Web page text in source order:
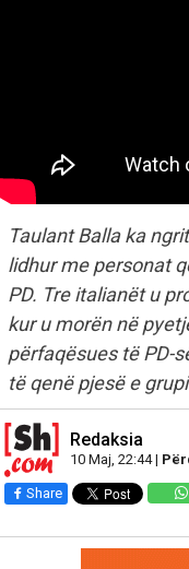
Taulant Balla ka
lidhur me personat
PD. Tre italianët u
kur u morën në
përfaqësues të PD-
të qenë pjesë e
Redaksia
10 Maj, 22:44 |
Share